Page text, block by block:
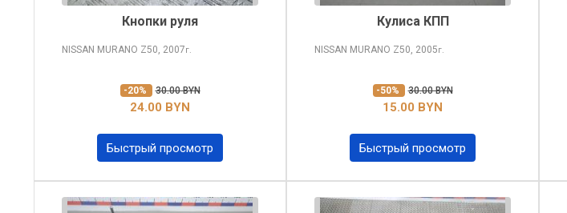
Кнопки руля
NISSAN MURANO Z50, 2007г.
-20% 30.00 BYN
24.00 BYN
Быстрый просмотр
Кулиса КПП
NISSAN MURANO Z50, 2005г.
-50% 30.00 BYN
15.00 BYN
Быстрый просмотр